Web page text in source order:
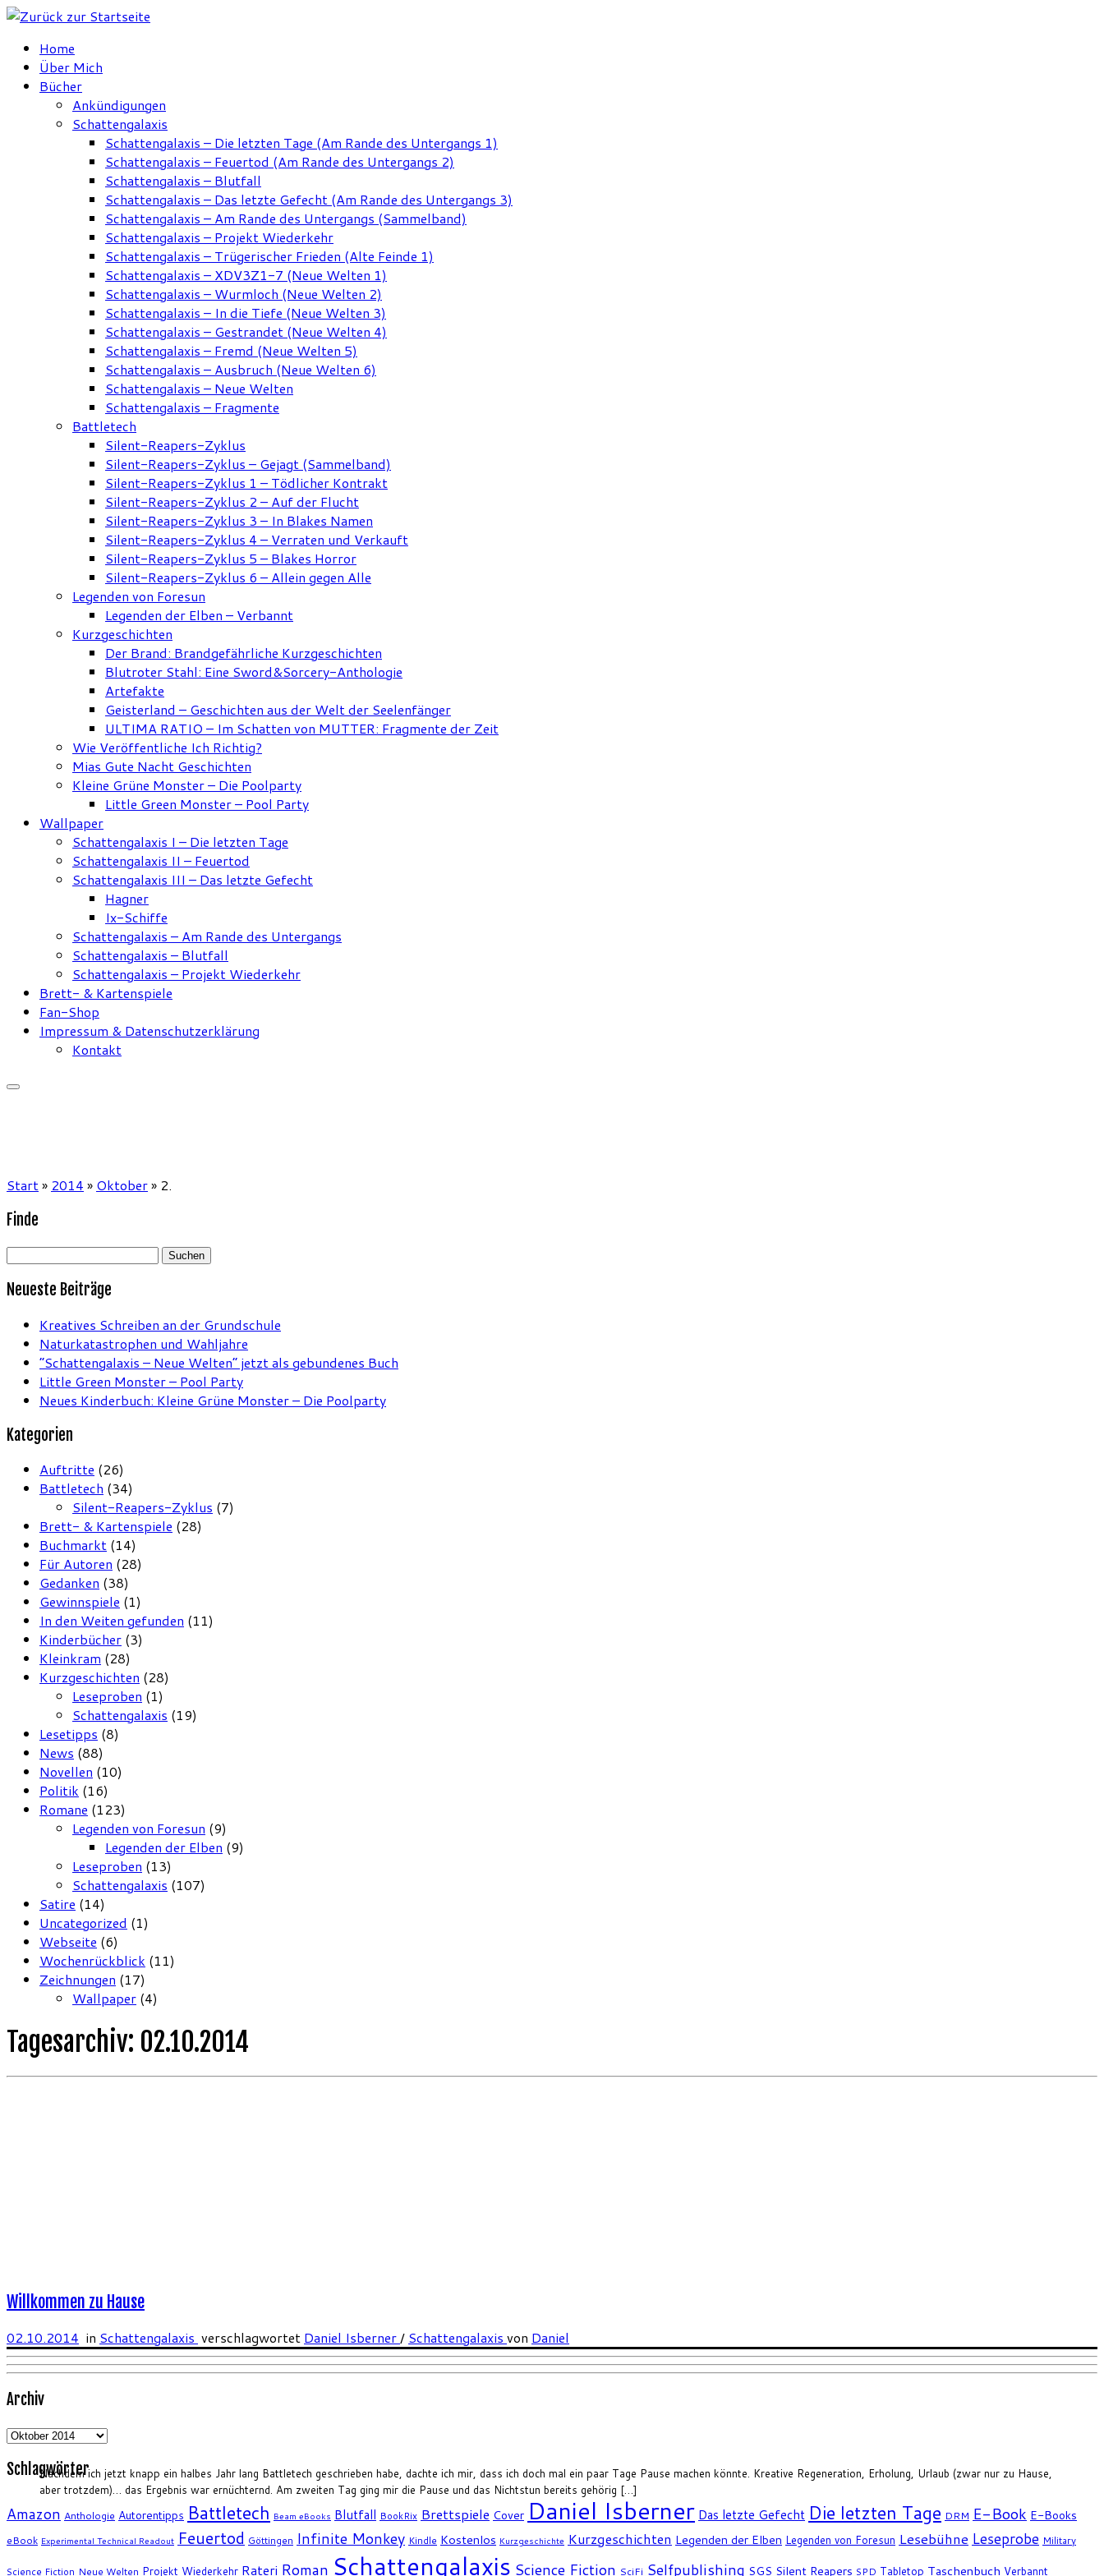
Zum
springenHome
Über Mich
Bücher
Ankündigungen
Schattengalaxis
Schattengalaxis – Die letzten Tage (Am Rande des Untergangs 1)
Schattengalaxis – Feuertod (Am Rande des Untergangs 2)
Schattengalaxis – Blutfall
Schattengalaxis – Das letzte Gefecht (Am Rande des Untergangs 3)
Schattengalaxis – Am Rande des Untergangs (Sammelband)
Schattengalaxis – Projekt Wiederkehr
Schattengalaxis – Trügerischer Frieden (Alte Feinde 1)
Schattengalaxis – XDV3Z1-7 (Neue Welten 1)
Schattengalaxis – Wurmloch (Neue Welten 2)
Schattengalaxis – In die Tiefe (Neue Welten 3)
Schattengalaxis – Gestrandet (Neue Welten 4)
Schattengalaxis – Fremd (Neue Welten 5)
Schattengalaxis – Ausbruch (Neue Welten 6)
Schattengalaxis – Neue Welten
Schattengalaxis – Fragmente
Battletech
Silent-Reapers-Zyklus
Silent-Reapers-Zyklus – Gejagt (Sammelband)
Silent-Reapers-Zyklus 1 – Tödlicher Kontrakt
Silent-Reapers-Zyklus 2 – Auf der Flucht
Silent-Reapers-Zyklus 3 – In Blakes Namen
Silent-Reapers-Zyklus 4 – Verraten und Verkauft
Silent-Reapers-Zyklus 5 – Blakes Horror
Silent-Reapers-Zyklus 6 – Allein gegen Alle
Legenden von Foresun
Legenden der Elben – Verbannt
Kurzgeschichten
Der Brand: Brandgefährliche Kurzgeschichten
Blutroter Stahl: Eine Sword&Sorcery-Anthologie
Artefakte
Geisterland – Geschichten aus der Welt der Seelenfänger
ULTIMA RATIO – Im Schatten von MUTTER: Fragmente der Zeit
Wie Veröffentliche Ich Richtig?
Mias Gute Nacht Geschichten
Kleine Grüne Monster – Die Poolparty
Little Green Monster – Pool Party
Wallpaper
Schattengalaxis I – Die letzten Tage
Schattengalaxis II – Feuertod
Schattengalaxis III – Das letzte Gefecht
Hagner
Ix-Schiffe
Schattengalaxis – Am Rande des Untergangs
Schattengalaxis – Blutfall
Schattengalaxis – Projekt Wiederkehr
Brett- & Kartenspiele
Fan-Shop
Impressum & Datenschutzerklärung
Kontakt
Start» 2014 » Oktober» 2.
Finde
Suchen
Neueste Beiträge
Kreatives Schreiben an der Grundschule
Naturkatastrophen und Wahljahre
“Schattengalaxis – Neue Welten” jetzt als gebundenes Buch
Little Green Monster – Pool Party
Neues Kinderbuch: Kleine Grüne Monster – Die Poolparty
Kategorien
Auftritte (26)
Battletech (34)
Silent-Reapers-Zyklus (7)
Brett- & Kartenspiele (28)
Buchmarkt (14)
Für Autoren (28)
Gedanken (38)
Gewinnspiele (1)
In den Weiten gefunden (11)
Kinderbücher (3)
Kleinkram (28)
Kurzgeschichten (28)
Leseproben (1)
Schattengalaxis (19)
Lesetipps (8)
News (88)
Novellen (10)
Politik (16)
Romane (123)
Legenden von Foresun (9)
Legenden der Elben (9)
Leseproben (13)
Schattengalaxis (107)
Satire (14)
Uncategorized (1)
Webseite (6)
Wochenrückblick (11)
Zeichnungen (17)
Wallpaper (4)
Tagesarchiv: 02.10.2014
Nachdem ich jetzt knapp ein halbes Jahr lang Battletech geschrieben habe, dachte ich mir, dass ich doch mal ein paar Tage Pause machen könnte. Kreative Regeneration, Erholung, Urlaub (zwar nur zu Hause,
aber trotzdem)… das Ergebnis war ernüchternd. Am zweiten Tag ging mir die Pause und das Nichtstun bereits gehörig […]
Willkommen zu Hause
02.10.2014 in Schattengalaxis verschlagwortet Daniel Isberner/ Schattengalaxis von Daniel
Archiv
Archiv
Schlagwörter
Amazon Anthologie Autorentipps Battletech Beam eBooks Blutfall BookRix Brettspiele Cover Daniel Isberner Das letzte Gefecht Die letzten Tage DRM E-Book E-Books
eBook Experimental Technical Readout Feuertod Göttingen Infinite Monkey Kindle Kostenlos Kurzgeschichte Kurzgeschichten Legenden der Elben Legenden von Foresun Lesebühne Leseprobe Military
Science Fiction Neue Welten Projekt Wiederkehr Rateri Roman Schattengalaxis Science Fiction SciFi Selfpublishing SGS Silent Reapers SPD Tabletop Taschenbuch Verbannt